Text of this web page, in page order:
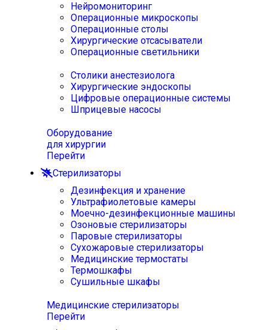
Нейромониторинг
Операционные микроскопы
Операционные столы
Хирургические отсасыватели
Операционные светильники
Столики анестезиолога
Хирургические эндоскопы
Цифровые операционные системы
Шприцевые насосы
Оборудование
для хирургии
Перейти
Стерилизаторы
Дезинфекция и хранение
Ультрафиолетовые камеры
Моечно-дезинфекционные машины
Озоновые стерилизаторы
Паровые стерилизаторы
Сухожаровые стерилизаторы
Медицинские термостаты
Термошкафы
Сушильные шкафы
Медицинские стерилизаторы
Перейти